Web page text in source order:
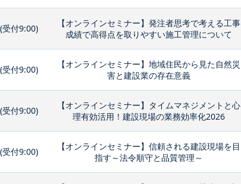
付9:00)
【オンラインセミナー】発注者思考で考える工事
成績で高得点を取りやすい施工管理について
付9:00)
【オンラインセミナー】地域住民から見た自然災
害と建設業の存在意義
付9:00)
【オンラインセミナー】タイムマネジメントと心
理有効活用！建設現場の業務効率化2026
付9:00)
【オンラインセミナー】信頼される建設現場を目
指す～法令順守と品質管理～